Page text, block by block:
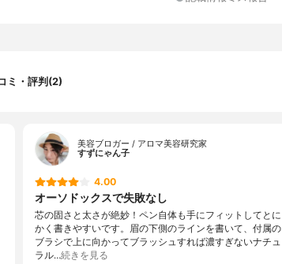
ミ・評判(2)
美容ブロガー / アロマ美容研究家
すずにゃん子
4.00
オーソドックスで失敗なし
芯の固さと太さが絶妙！ペン自体も手にフィットしてとに
かく書きやすいです。眉の下側のラインを書いて、付属の
ブラシで上に向かってブラッシュすれば濃すぎないナチュ
ラル…続きを見る